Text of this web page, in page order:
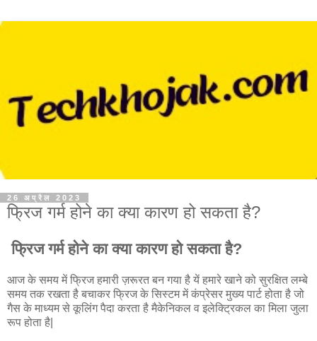
26 अप्रैल 2023
फ्रिज गर्म होने का क्या कारण हो सकता है?
फ्रिज गर्म होने का क्या कारण हो सकता है?
आज के समय में फ्रिज हमारी ज़रूरत बन गया है यें हमारे खाने को सुरक्षित लम्बे
समय तक रखता है बचाकर फ्रिज के सिस्टम में कंप्रेसर मुख्य पार्ट होता है जो
गैस के माध्यम से कूलिंग पैदा करता है मैकेनिकल व इलेक्ट्रिकल का मिला जुला
रूप होता है|